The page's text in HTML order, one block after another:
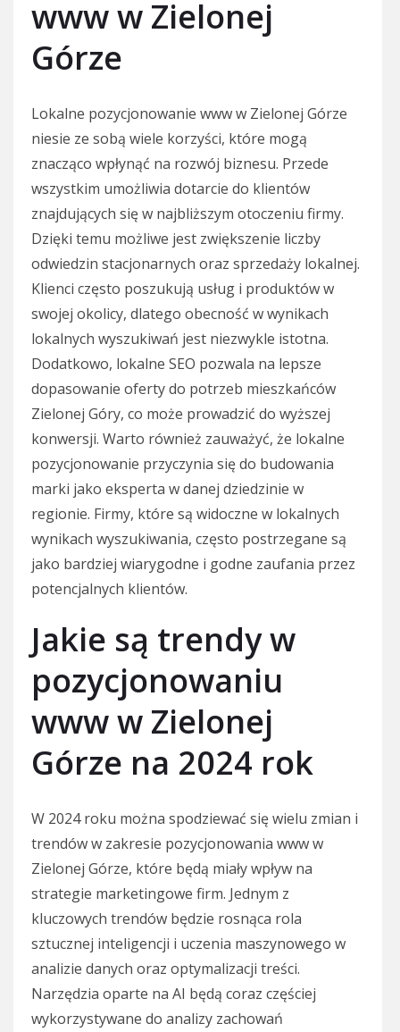
www w Zielonej
Górze
Lokalne pozycjonowanie www w Zielonej Górze
niesie ze sobą wiele korzyści, które mogą
znacząco wpłynąć na rozwój biznesu. Przede
wszystkim umożliwia dotarcie do klientów
znajdujących się w najbliższym otoczeniu firmy.
Dzięki temu możliwe jest zwiększenie liczby
odwiedzin stacjonarnych oraz sprzedaży lokalnej.
Klienci często poszukują usług i produktów w
swojej okolicy, dlatego obecność w wynikach
lokalnych wyszukiwań jest niezwykle istotna.
Dodatkowo, lokalne SEO pozwala na lepsze
dopasowanie oferty do potrzeb mieszkańców
Zielonej Góry, co może prowadzić do wyższej
konwersji. Warto również zauważyć, że lokalne
pozycjonowanie przyczynia się do budowania
marki jako eksperta w danej dziedzinie w
regionie. Firmy, które są widoczne w lokalnych
wynikach wyszukiwania, często postrzegane są
jako bardziej wiarygodne i godne zaufania przez
potencjalnych klientów.
Jakie są trendy w
pozycjonowaniu
www w Zielonej
Górze na 2024 rok
W 2024 roku można spodziewać się wielu zmian i
trendów w zakresie pozycjonowania www w
Zielonej Górze, które będą miały wpływ na
strategie marketingowe firm. Jednym z
kluczowych trendów będzie rosnąca rola
sztucznej inteligencji i uczenia maszynowego w
analizie danych oraz optymalizacji treści.
Narzędzia oparte na AI będą coraz częściej
wykorzystywane do analizy zachowań